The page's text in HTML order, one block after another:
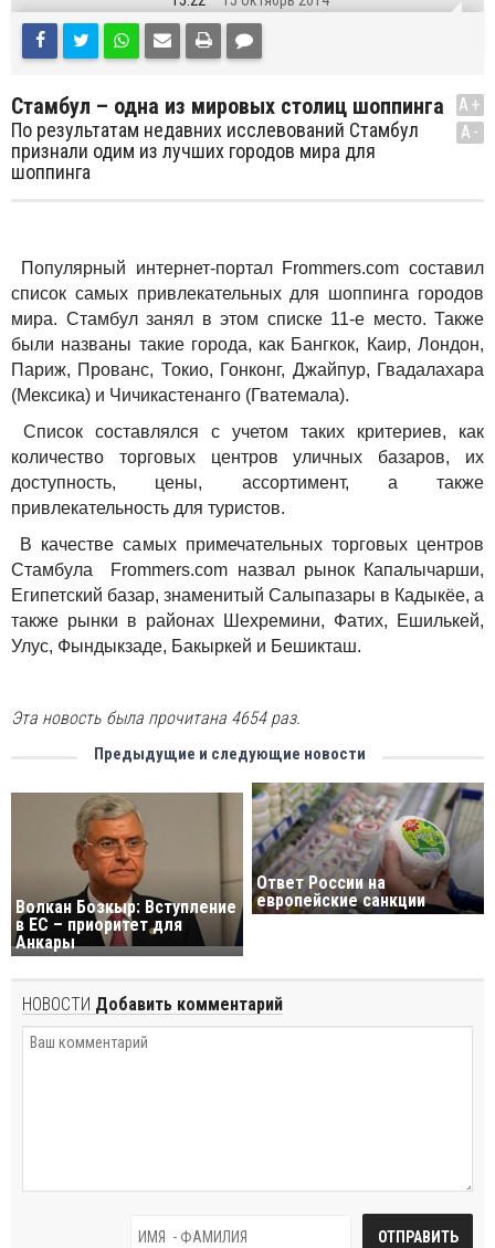
Стамбул – одна из мировых столиц шоппинга
По результатам недавних исслевований Стамбул
признали одим из лучших городов мира для
шоппинга
A+
A-
Популярный интернет-портал Frommers.com составил
список самых привлекательных для шоппинга городов
мира. Стамбул занял в этом списке 11-е место. Также
были названы такие города, как Бангкок, Каир, Лондон,
Париж, Прованс, Токио, Гонконг, Джайпур, Гвадалахара
(Мексика) и Чичикастенанго (Гватемала).
Список составлялся с учетом таких критериев, как
количество торговых центров уличных базаров, их
доступность, цены, ассортимент, а также
привлекательность для туристов.
В качестве самых примечательных торговых центров
Стамбула Frommers.com назвал рынок Капалычарши,
Египетский базар, знаменитый Салыпазары в Кадыкёе, а
также рынки в районах Шехремини, Фатих, Ешилькей,
Улус, Фындыкзаде, Бакыркей и Бешикташ.
Эта новость была прочитана 4654 раз.
Предыдущие и следующие новости
Волкан Бозкыр: Вступление
в ЕС – приоритет для
Анкары
Ответ России на
европейские санкции
НОВОСТИ Добавить комментарий